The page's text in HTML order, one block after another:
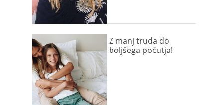
Z manj truda do
boljšega počutja!